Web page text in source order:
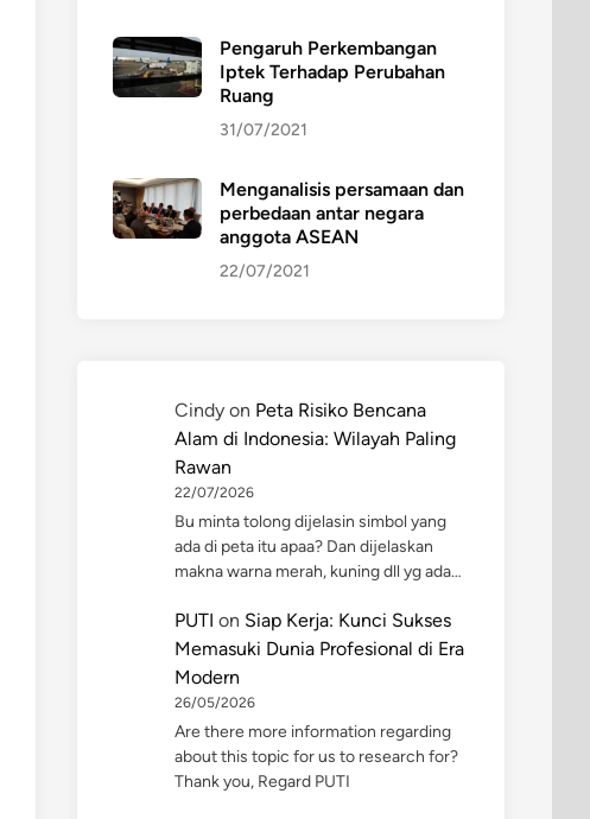
Pengaruh Perkembangan
Iptek Terhadap Perubahan
Ruang
31/07/2021
Menganalisis persamaan dan
perbedaan antar negara
anggota ASEAN
22/07/2021
Cindy on Peta Risiko Bencana
Alam di Indonesia: Wilayah Paling
Rawan
22/07/2026
Bu minta tolong dijelasin simbol yang
ada di peta itu apaa? Dan dijelaskan
makna warna merah, kuning dll yg ada…
PUTI on Siap Kerja: Kunci Sukses
Memasuki Dunia Profesional di Era
Modern
26/05/2026
Are there more information regarding
about this topic for us to research for?
Thank you, Regard PUTI